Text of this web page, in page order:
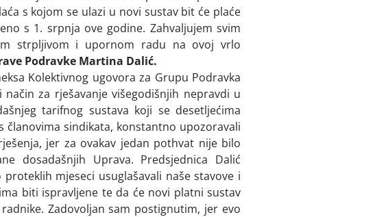
s kojom se ulazi u novi sustav bit će plaće
s 1. srpnja ove godine. Zahvaljujem svim
strpljivom i upornom radu na ovoj vrlo
Podravke Martina Dalić.
Kolektivnog ugovora za Grupu Podravka
za rješavanje višegodišnjih nepravdi u
tarifnog sustava koji se desetljećima
članovima sindikata, konstantno upozoravali
jer za ovakav jedan pothvat nije bilo
dosadašnjih Uprava. Predsjednica Dalić
mjeseci usuglašavali naše stavove i
biti ispravljene te da će novi platni sustav
Zadovoljan sam postignutim, jer evo